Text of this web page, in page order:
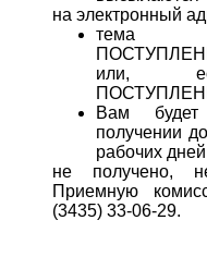
на электронный
или,
Вам
получении
рабочих
не получено,
Приемную
(3435) 33-06-29.